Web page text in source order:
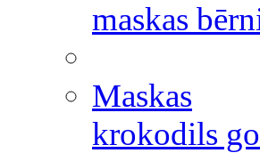
maskas
Maskas
krokodils